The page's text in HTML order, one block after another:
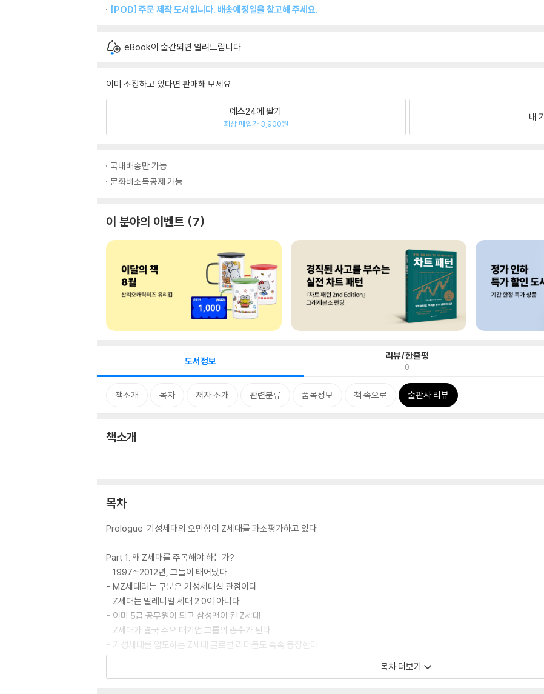
[POD] 주문 제작 도서입니다. 배송예정일을 참고해 주세요.
eBook이 출간되면 알려드립니다.
이미 소장하고 있다면 판매해 보세요.
예스24에 팔기
최상 매입가 3,900원
내
국내배송만 가능
문화비소득공제 가능
이 분야의 이벤트 7
도서정보 리뷰/한줄평
0
책소개 목차 저자 소개 관련분류 품목정보 책 속으로 출판사 리뷰
책소개
목차
Prologue. 기성세대의 오만함이 Z세대를 과소평가하고 있다
Part 1. 왜 Z세대를 주목해야 하는가?
- 1997~2012년, 그들이 태어났다
- MZ세대라는 구분은 기성세대식 관점이다
- Z세대는 밀레니얼 세대 2.0이 아니다
- 이미 5급 공무원이 되고 삼성맨이 된 Z세대
- Z세대가 결국 주요 대기업 그룹의 총수가 된다
- 기성세대를 압도하는 Z세대 글로벌 리더들도 속속 등장한다
- 830만 명의 Z세대는 지금도 계속 성장하고 있다
목차 더보기